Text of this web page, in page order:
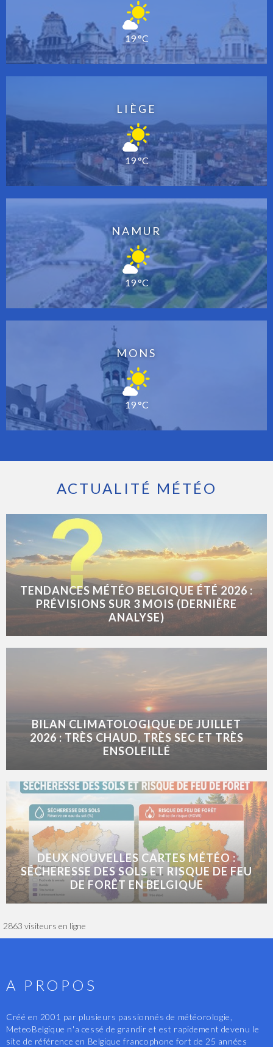
19 °C
LIÈGE
19 °C
NAMUR
19 °C
MONS
19 °C
ACTUALITÉ MÉTÉO
TENDANCES MÉTÉO BELGIQUE ÉTÉ 2026 :
PRÉVISIONS SUR 3 MOIS (DERNIÈRE
ANALYSE)
BILAN CLIMATOLOGIQUE DE JUILLET
2026 : TRÈS CHAUD, TRÈS SEC ET TRÈS
ENSOLEILLÉ
DEUX NOUVELLES CARTES MÉTÉO :
SÉCHERESSE DES SOLS ET RISQUE DE FEU
DE FORÊT EN BELGIQUE
2863 visiteurs en ligne
A PROPOS
Créé en 2001 par plusieurs passionnés de météorologie,
MeteoBelgique n'a cessé de grandir et est rapidement devenu le
site de référence en Belgique francophone fort de 25 années